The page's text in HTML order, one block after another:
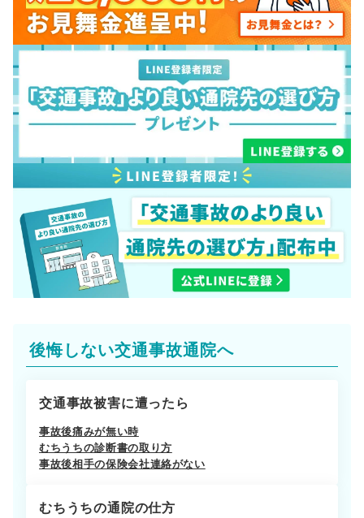
後悔しない交通事故通院へ
交通事故被害に遭ったら
事故後痛みが無い時
むちうちの診断書の取り方
事故後相手の保険会社連絡がない
むちうちの通院の仕方